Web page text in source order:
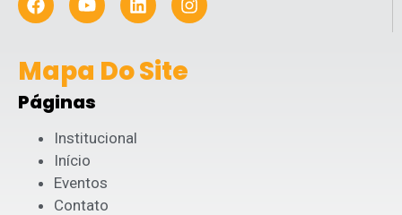
Mapa Do Site
Páginas
Institucional
Início
Eventos
Contato